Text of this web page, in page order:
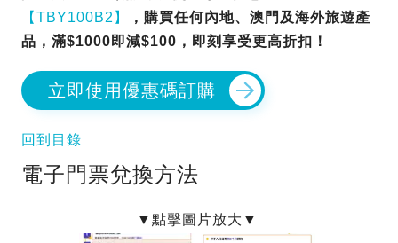
【TBY100B2】
，購買任何內地、澳門及海外旅遊產
品，滿$1000即減$100，即刻享受更高折扣！
立即使用優惠碼訂購
回到目錄
電子門票兌換方法